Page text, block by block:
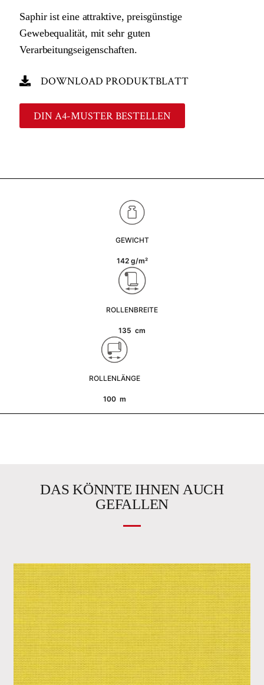
Saphir ist eine attraktive, preisgünstige
Gewebequalität, mit sehr guten
Verarbeitungseigenschaften.
DOWNLOAD PRODUKTBLATT
DIN A4-MUSTER BESTELLEN
GEWICHT
142 g/m²
ROLLENBREITE
135 cm
ROLLENLÄNGE
100 m
DAS KÖNNTE IHNEN AUCH
GEFALLEN